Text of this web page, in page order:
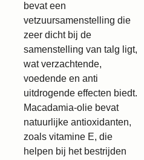
bevat een
vetzuursamenstelling die
zeer dicht bij de
samenstelling van talg ligt,
wat verzachtende,
voedende en anti
uitdrogende effecten biedt.
Macadamia-olie bevat
natuurlijke antioxidanten,
zoals vitamine E, die
helpen bij het bestrijden